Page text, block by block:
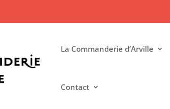
La Commanderie d’Arville
Contact